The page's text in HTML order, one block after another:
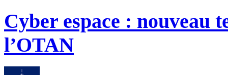
Cyber espace : nouveau
l’OTAN